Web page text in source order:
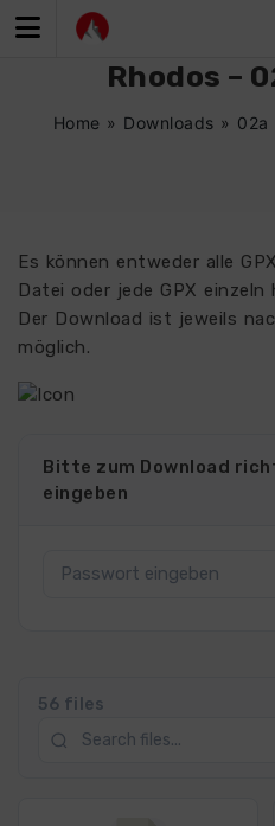
Inhalt
Rhodos –
Home » Downloads » 02a
Es können entweder alle
Datei oder jede GPX einzeln
Der Download ist jeweils
möglich.
Bitte zum Download
eingeben
56 files